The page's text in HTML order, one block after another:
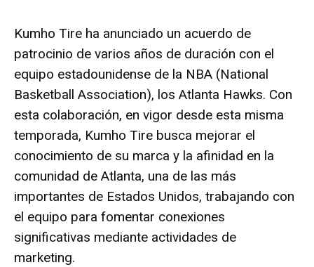
Kumho Tire ha anunciado un acuerdo de
patrocinio de varios años de duración con el
equipo estadounidense de la NBA (National
Basketball Association), los Atlanta Hawks. Con
esta colaboración, en vigor desde esta misma
temporada, Kumho Tire busca mejorar el
conocimiento de su marca y la afinidad en la
comunidad de Atlanta, una de las más
importantes de Estados Unidos, trabajando con
el equipo para fomentar conexiones
significativas mediante actividades de
marketing.